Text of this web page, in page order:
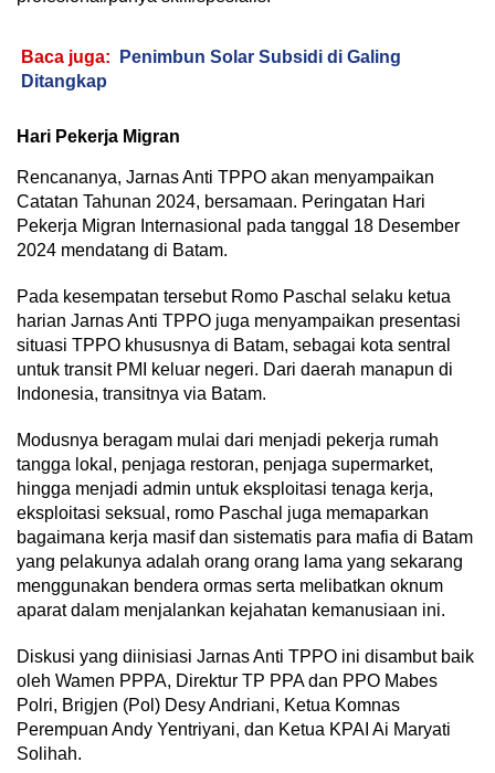
Baca juga:
Penimbun Solar Subsidi di Galing
Ditangkap
Hari Pekerja Migran
Rencananya, Jarnas Anti TPPO akan menyampaikan
Catatan Tahunan 2024, bersamaan. Peringatan Hari
Pekerja Migran Internasional pada tanggal 18 Desember
2024 mendatang di Batam.
Pada kesempatan tersebut Romo Paschal selaku ketua
harian Jarnas Anti TPPO juga menyampaikan presentasi
situasi TPPO khususnya di Batam, sebagai kota sentral
untuk transit PMI keluar negeri. Dari daerah manapun di
Indonesia, transitnya via Batam.
Modusnya beragam mulai dari menjadi pekerja rumah
tangga lokal, penjaga restoran, penjaga supermarket,
hingga menjadi admin untuk eksploitasi tenaga kerja,
eksploitasi seksual, romo Paschal juga memaparkan
bagaimana kerja masif dan sistematis para mafia di Batam
yang pelakunya adalah orang orang lama yang sekarang
menggunakan bendera ormas serta melibatkan oknum
aparat dalam menjalankan kejahatan kemanusiaan ini.
Diskusi yang diinisiasi Jarnas Anti TPPO ini disambut baik
oleh Wamen PPPA, Direktur TP PPA dan PPO Mabes
Polri, Brigjen (Pol) Desy Andriani, Ketua Komnas
Perempuan Andy Yentriyani, dan Ketua KPAI Ai Maryati
Solihah.